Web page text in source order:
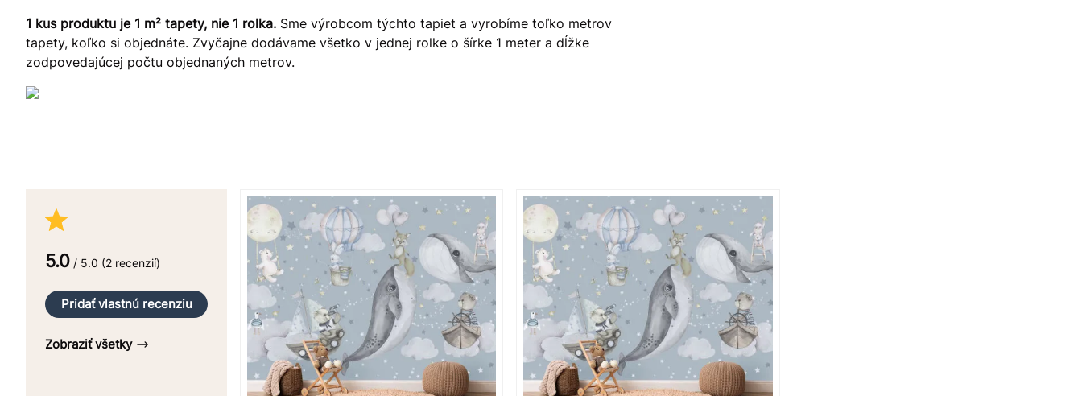
1 kus produktu je 1 m² tapety, nie 1 rolka. Sme výrobcom týchto tapiet a vyrobíme toľko metrov
tapety, koľko si objednáte. Zvyčajne dodávame všetko v jednej rolke o šírke 1 meter a dĺžke
zodpovedajúcej počtu objednaných metrov.
5.0 / 5.0 (2 recenzií)
Pridať vlastnú recenziu
Zobraziť všetky